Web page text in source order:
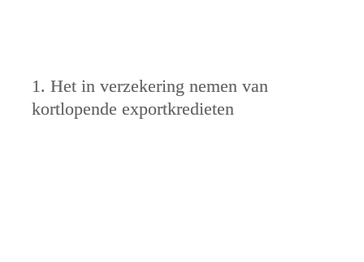
1. Het in verzekering nemen van
kortlopende exportkredieten